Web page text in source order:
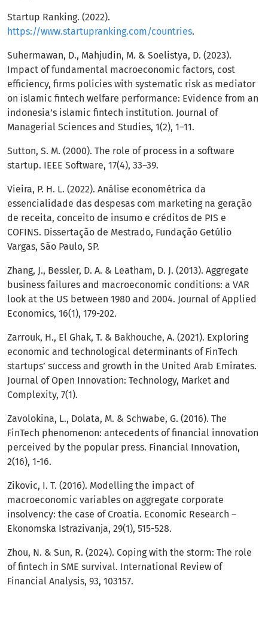
Startup Ranking. (2022).
https://www.startupranking.com/countries.
Suhermawan, D., Mahjudin, M. & Soelistya, D. (2023).
Impact of fundamental macroeconomic factors, cost
efficiency, firms policies with systematic risk as mediator
on islamic fintech welfare performance: Evidence from an
indonesia’s islamic fintech institution. Journal of
Managerial Sciences and Studies, 1(2), 1–11.
Sutton, S. M. (2000). The role of process in a software
startup. IEEE Software, 17(4), 33–39.
Vieira, P. H. L. (2022). Análise econométrica da
essencialidade das despesas com marketing na geração
de receita, conceito de insumo e créditos de PIS e
COFINS. Dissertação de Mestrado, Fundação Getúlio
Vargas, São Paulo, SP.
Zhang, J., Bessler, D. A. & Leatham, D. J. (2013). Aggregate
business failures and macroeconomic conditions: a VAR
look at the US between 1980 and 2004. Journal of Applied
Economics, 16(1), 179-202.
Zarrouk, H., El Ghak, T. & Bakhouche, A. (2021). Exploring
economic and technological determinants of FinTech
startups’ success and growth in the United Arab Emirates.
Journal of Open Innovation: Technology, Market and
Complexity, 7(1).
Zavolokina, L., Dolata, M. & Schwabe, G. (2016). The
FinTech phenomenon: antecedents of financial innovation
perceived by the popular press. Financial Innovation,
2(16), 1-16.
Zikovic, I. T. (2016). Modelling the impact of
macroeconomic variables on aggregate corporate
insolvency: the case of Croatia. Economic Research –
Ekonomska Istrazivanja, 29(1), 515-528.
Zhou, N. & Sun, R. (2024). Coping with the storm: The role
of fintech in SME survival. International Review of
Financial Analysis, 93, 103157.